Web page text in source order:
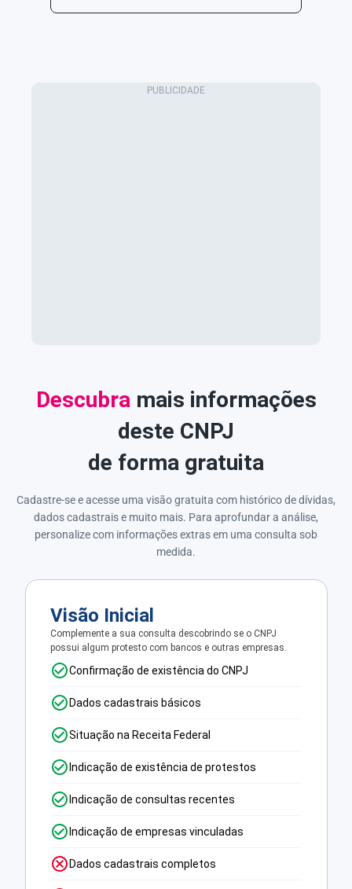
Descubra mais informações
deste CNPJ
de forma gratuita
Cadastre-se e acesse uma visão gratuita com histórico de dívidas,
dados cadastrais e muito mais. Para aprofundar a análise,
personalize com informações extras em uma consulta sob
medida.
Visão Inicial
Complemente a sua consulta descobrindo se o CNPJ
possui algum protesto com bancos e outras empresas.
Confirmação de existência do CNPJ
Dados cadastrais básicos
Situação na Receita Federal
Indicação de existência de protestos
Indicação de consultas recentes
Indicação de empresas vinculadas
Dados cadastrais completos